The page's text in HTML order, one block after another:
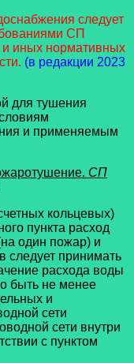
следует
СП
и иных нормативных
(в редакции 2023
для тушения
и применяемым
СП
кольцевых)
пункта расход
один пожар) и
следует принимать
расхода воды
быть не менее
и
сети
сети внутри
с пунктом